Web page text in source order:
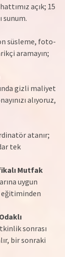
açık; 15
sunum.
süsleme, foto-
aramayın;
gizli maliyet
alıyoruz,
atanır;
tek
Mutfak
uygun
eğitiminden
sonrası
bir sonraki